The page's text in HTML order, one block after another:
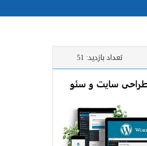
تعداد بازدید: